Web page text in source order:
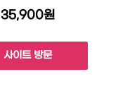
35,900원
사이트 방문